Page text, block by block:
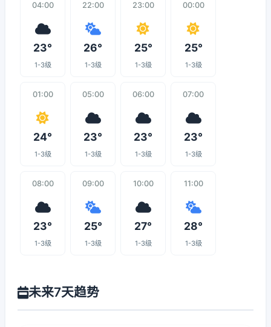
04:00
23°
1-3级
22:00
26°
1-3级
23:00
25°
1-3级
00:00
25°
1-3级
01:00
24°
1-3级
05:00
23°
1-3级
06:00
23°
1-3级
07:00
23°
1-3级
08:00
23°
1-3级
09:00
25°
1-3级
10:00
27°
1-3级
11:00
28°
1-3级
未来7天趋势